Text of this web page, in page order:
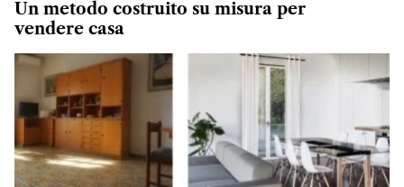
Un metodo costruito su misura per
vendere casa